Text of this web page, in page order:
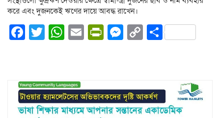
করে এবং দুজনকেই ঋণের দায়ে আবদ্ধ রাখেন।
Facebook
Twitter
WhatsApp
EmailPrintFriendly
Messenger
CopyShare